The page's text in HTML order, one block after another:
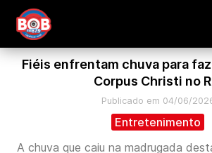
Fiéis enfrentam chuva para
Corpus Christi no
Publicado em 04/06/
Entretenimento
A chuva que caiu na madrugada